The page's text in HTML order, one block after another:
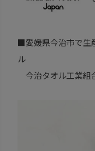
■愛媛県今治市で生
ル
今治タオル工業組